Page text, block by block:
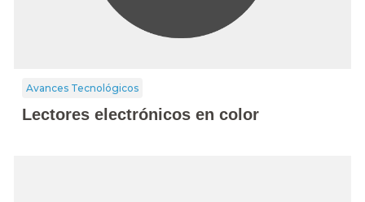
Avances Tecnológicos
Lectores electrónicos en color